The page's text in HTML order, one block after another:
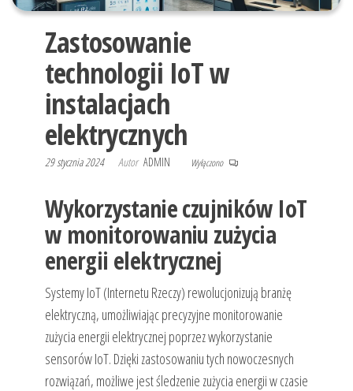
Zastosowanie
technologii IoT w
instalacjach
elektrycznych
29 stycznia 2024 Autor ADMIN Wyłączono
Wykorzystanie czujników IoT
w monitorowaniu zużycia
energii elektrycznej
Systemy IoT (Internetu Rzeczy) rewolucjonizują branżę
elektryczną, umożliwiając precyzyjne monitorowanie
zużycia energii elektrycznej poprzez wykorzystanie
sensorów IoT. Dzięki zastosowaniu tych nowoczesnych
rozwiązań, możliwe jest śledzenie zużycia energii w czasie